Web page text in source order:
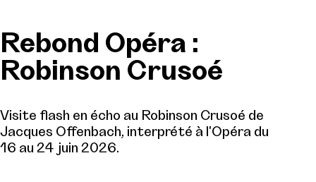
Rebond Opéra :
Robinson Crusoé
Visite flash en écho au Robinson Crusoé de
Jacques Offenbach, interprété à l'Opéra du
16 au 24 juin 2026.